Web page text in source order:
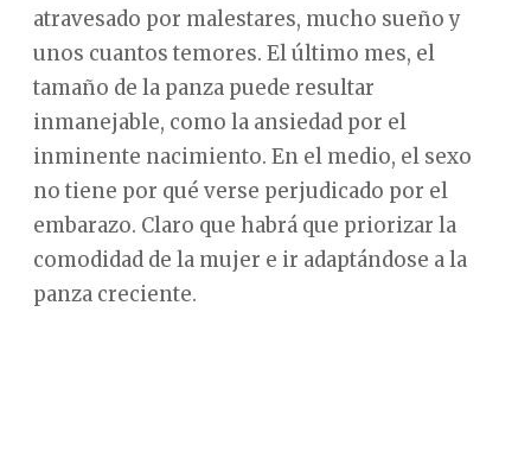
atravesado por malestares, mucho sueño y
unos cuantos temores. El último mes, el
tamaño de la panza puede resultar
inmanejable, como la ansiedad por el
inminente nacimiento. En el medio, el sexo
no tiene por qué verse perjudicado por el
embarazo. Claro que habrá que priorizar la
comodidad de la mujer e ir adaptándose a la
panza creciente.